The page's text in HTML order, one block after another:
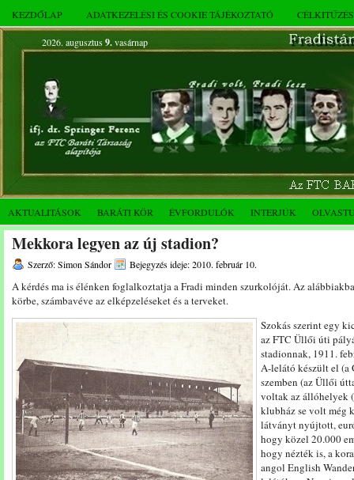
KEZDŐLAP ADATKEZELÉSI ÉS COOKIE TÁJÉKOZTATÓ
2026. augusztus 9.vasárnap
AKTUALITÁSOK BARÁTI KÖR ÉVFORDULÓK INTERJÚK
Mekkora legyen az új stadion?
Szerző: Simon Sándor Bejegyzés ideje: 2010. február 10.
A kérdés ma is élénken foglalkoztatja a Fradi minden szurkolóját. Az
körbe, számbavéve az elképzeléseket és a terveket.
Szokás szerint egy
az FTC Üllői úti
stadionnak, 1911.
A-lelátó készült el
szemben (az Üllői
voltak az állóhelyek
klubház se volt még
látványt nyújtott,
hogy közel 20.000
hogy nézték is, a
angol English